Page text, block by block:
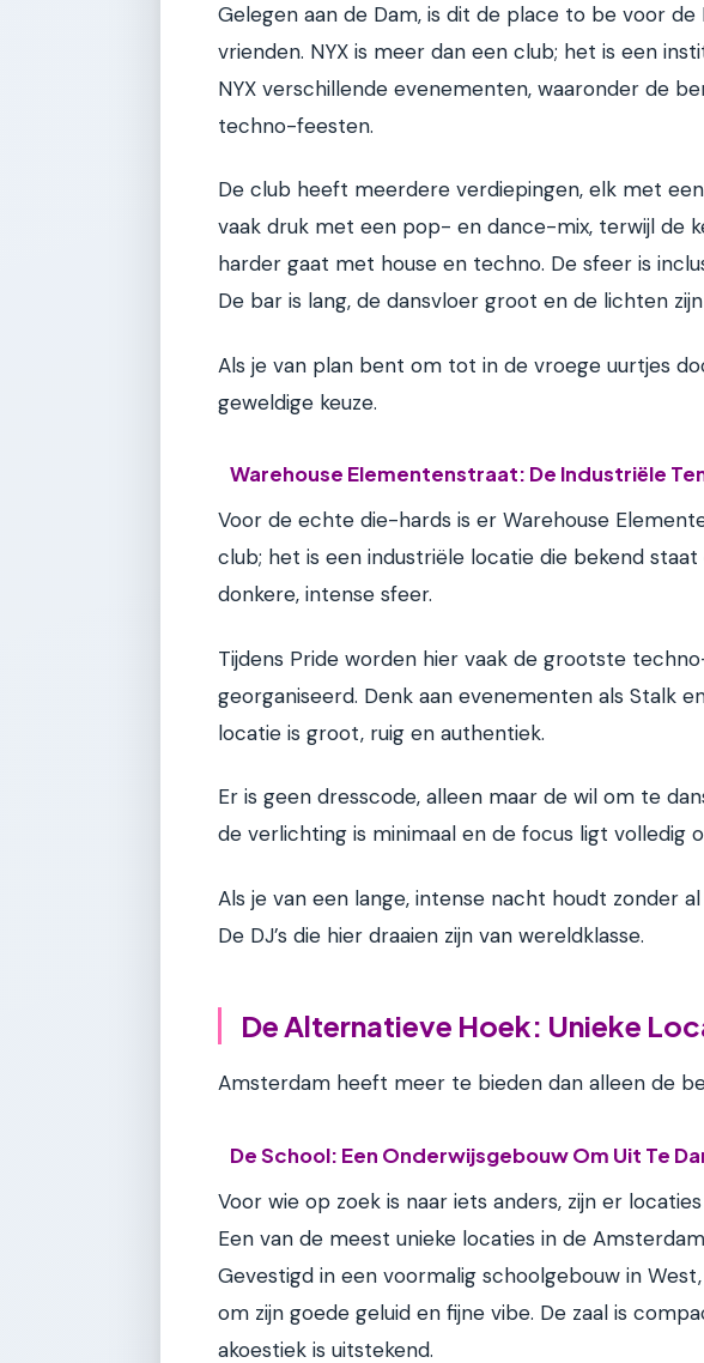
Gelegen aan de Dam, is dit de place to be voor de
vrienden. NYX is meer dan een club; het is een
NYX verschillende evenementen, waaronder de
techno-feesten.
De club heeft meerdere verdiepingen, elk met
vaak druk met een pop- en dance-mix, terwijl de
harder gaat met house en techno. De sfeer is
De bar is lang, de dansvloer groot en de lichten
Als je van plan bent om tot in de vroege uurtjes
geweldige keuze.
Warehouse Elementenstraat: De Industriële
Voor de echte die-hards is er Warehouse
club; het is een industriële locatie die bekend
donkere, intense sfeer.
Tijdens Pride worden hier vaak de grootste
georganiseerd. Denk aan evenementen als Stalk
locatie is groot, ruig en authentiek.
Er is geen dresscode, alleen maar de wil om te
de verlichting is minimaal en de focus ligt volledig
Als je van een lange, intense nacht houdt zonder
De DJ’s die hier draaien zijn van wereldklasse.
De Alternatieve Hoek: Unieke
Amsterdam heeft meer te bieden dan alleen de
De School: Een Onderwijsgebouw Om Uit Te
Voor wie op zoek is naar iets anders, zijn er
Een van de meest unieke locaties in de
Gevestigd in een voormalig schoolgebouw in
om zijn goede geluid en fijne vibe. De zaal is
akoestiek is uitstekend.